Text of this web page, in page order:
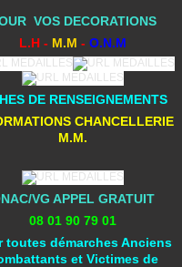
VOS DECORATIONS
L.H - M.M - O.N.M
DE RENSEIGNEMENTS
CHANCELLERIE
M.M.
VG APPEL GRATUIT
08 01 90 79 01
toutes démarches Anciens
et Victimes de